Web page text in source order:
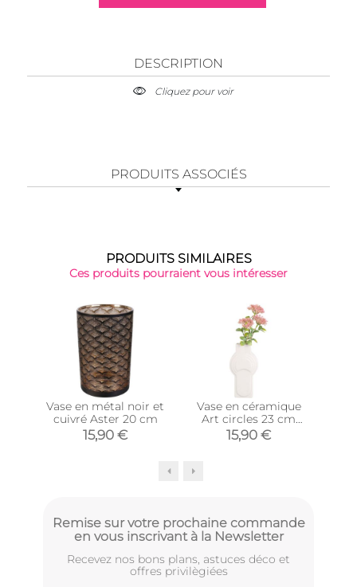
DESCRIPTION
Cliquez pour voir
PRODUITS ASSOCIÉS
PRODUITS SIMILAIRES
Ces produits pourraient vous intéresser
Vase en métal noir et
cuivré Aster 20 cm
15,90 €
Vase en céramique
Art circles 23 cm
(Ivoire)
15,90 €
Remise sur votre prochaine commande
en vous inscrivant à la Newsletter
Recevez nos bons plans, astuces déco et
offres privilègiées